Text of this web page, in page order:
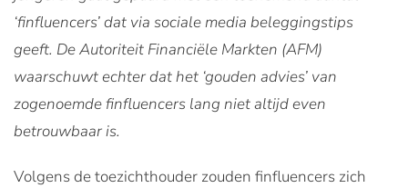
‘finfluencers’ dat via sociale media beleggingstips
geeft. De Autoriteit Financiële Markten (AFM)
waarschuwt echter dat het ‘gouden advies’ van
zogenoemde finfluencers lang niet altijd even
betrouwbaar is.
Volgens de toezichthouder zouden finfluencers zich